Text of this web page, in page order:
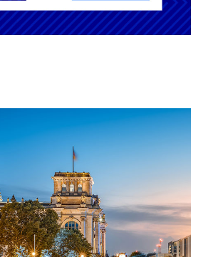
blättern
weiter blättern